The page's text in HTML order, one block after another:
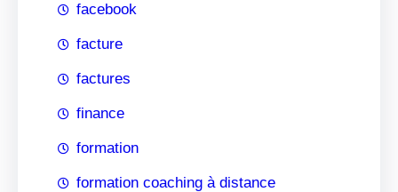
facebook
facture
factures
finance
formation
formation coaching à distance